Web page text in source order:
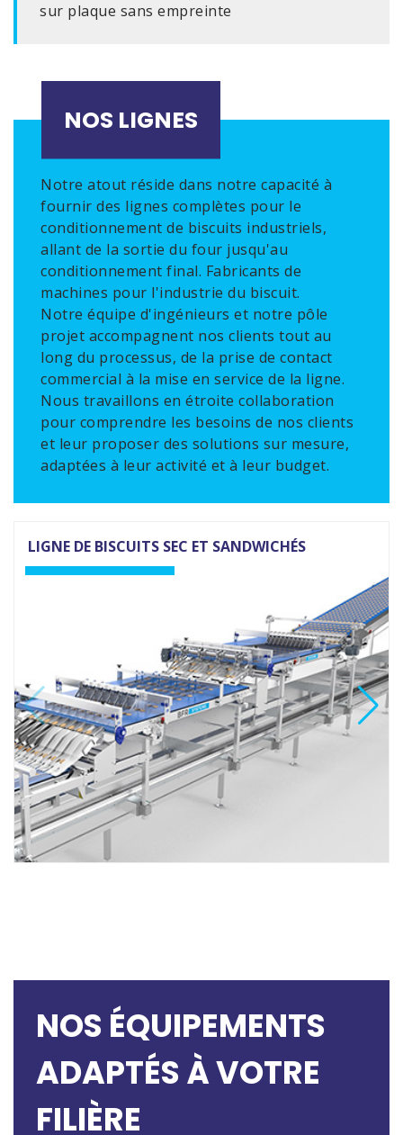
sur plaque sans empreinte
NOS LIGNES
Notre atout réside dans notre capacité à
fournir des lignes complètes pour le
conditionnement de biscuits industriels,
allant de la sortie du four jusqu'au
conditionnement final. Fabricants de
machines pour l'industrie du biscuit.
Notre équipe d'ingénieurs et notre pôle
projet accompagnent nos clients tout au
long du processus, de la prise de contact
commercial à la mise en service de la ligne.
Nous travaillons en étroite collaboration
pour comprendre les besoins de nos clients
et leur proposer des solutions sur mesure,
adaptées à leur activité et à leur budget.
LIGNE DE BISCUITS SEC ET SANDWICHÉS
NOS ÉQUIPEMENTS
ADAPTÉS À VOTRE
FILIÈRE